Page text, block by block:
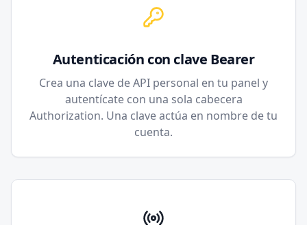
Autenticación con clave Bearer
Crea una clave de API personal en tu panel y
autentícate con una sola cabecera
Authorization. Una clave actúa en nombre de tu
cuenta.